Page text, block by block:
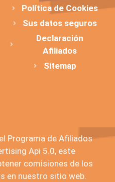
Política de Cookies
Sus datos seguros
Declaración
Afiliados
Sitemap
Programa de Afiliados
Api 5.0, este
comisiones de los
en nuestro sitio web.